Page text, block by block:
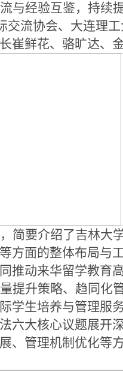
与经验互鉴，持续
交流协会、大连理
崔鲜花、骆旷达、
简要介绍了吉林大
方面的整体布局与
推动来华留学教育高
提升策略、趋同化
学生培养与管理服
六大核心议题展开
、管理机制优化等